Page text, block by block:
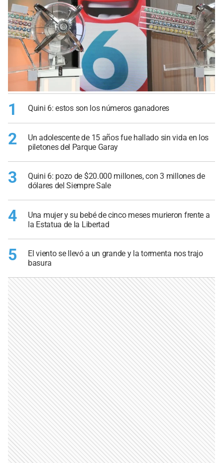
1 Quini 6: estos son los números ganadores
2
Un adolescente de 15 años fue hallado sin vida en los
piletones del Parque Garay
3
Quini 6: pozo de $20.000 millones, con 3 millones de
dólares del Siempre Sale
4
Una mujer y su bebé de cinco meses murieron frente a
la Estatua de la Libertad
5
El viento se llevó a un grande y la tormenta nos trajo
basura